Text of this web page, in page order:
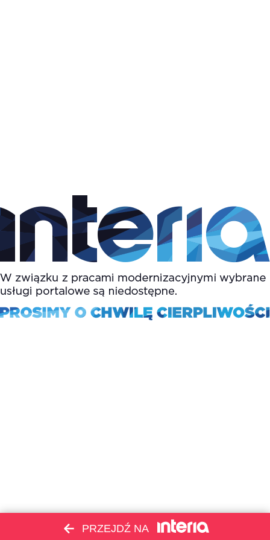
PRZEJDŹ NA